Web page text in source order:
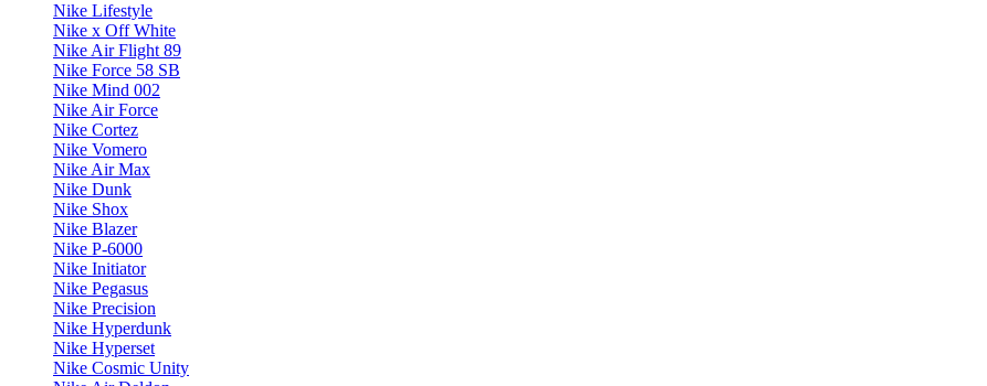
Nike Lifestyle
Nike x Off White
Nike Air Flight 89
Nike Force 58 SB
Nike Mind 002
Nike Air Force
Nike Cortez
Nike Vomero
Nike Air Max
Nike Dunk
Nike Shox
Nike Blazer
Nike P-6000
Nike Initiator
Nike Pegasus
Nike Precision
Nike Hyperdunk
Nike Hyperset
Nike Cosmic Unity